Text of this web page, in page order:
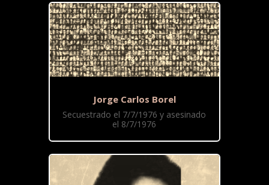
Jorge Carlos Borel
Secuestrado el 7/7/1976 y asesinado
el 8/7/1976